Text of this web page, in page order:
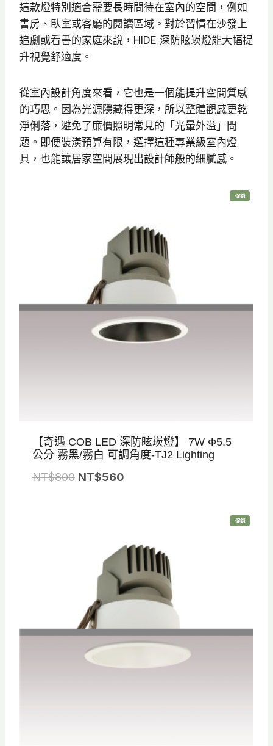
這款燈特別適合需要長時間待在室內的空間，例如
書房、臥室或客廳的閱讀區域。對於習慣在沙發上
追劇或看書的家庭來說，HIDE 深防眩崁燈能大幅提
升視覺舒適度。
從室內設計角度來看，它也是一個能提升空間質感
的巧思。因為光源隱藏得更深，所以整體觀感更乾
淨俐落，避免了廉價照明常見的「光暈外溢」問
題。即便裝潢預算有限，選擇這種專業級室內燈
具，也能讓居家空間展現出設計師般的細膩感。
促銷特
價
【奇遇 COB LED 深防眩崁燈】 7W Φ5.5
公分 霧黑/霧白 可調角度-TJ2 Lighting
NT$800 原
0
。
NT$560目
：
N
T
$
6
0
促銷特
價